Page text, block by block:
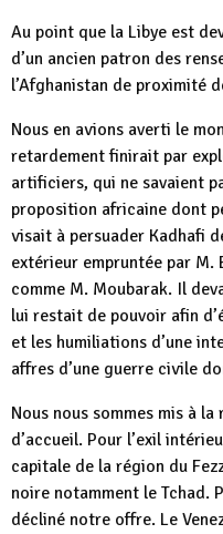
Au point que la Libye est
d’un ancien patron des
l’Afghanistan de proximité
Nous en avions averti le
retardement finirait par
artificiers, qui ne savaient
proposition africaine dont
visait à persuader Kadhafi
extérieur empruntée par M.
comme M. Moubarak. Il
lui restait de pouvoir afin
et les humiliations d’une
affres d’une guerre civile
Nous nous sommes mis à
d’accueil. Pour l’exil
capitale de la région du
noire notamment le Tchad.
décliné notre offre. Le